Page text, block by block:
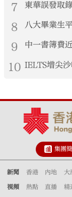
7 東華誤發取
8 八大畢業生
9 中一書簿費
10 IELTS增尖
集團
新聞 香港 內地 大
視頻 熱點 直播 精